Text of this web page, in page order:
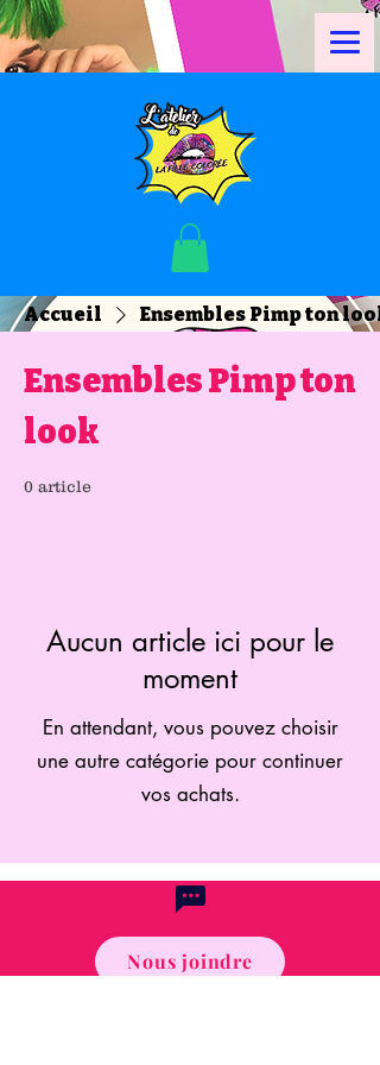
Accueil Ensembles Pimp ton look
Ensembles Pimp ton
look
0 article
Aucun article ici pour le
moment
En attendant, vous pouvez choisir
une autre catégorie pour continuer
vos achats.
Nous joindre